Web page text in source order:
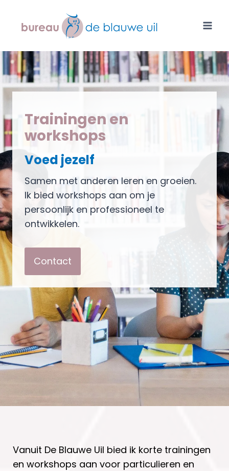
inhoud
Trainingen en
workshops
Voed jezelf
Samen met anderen leren en groeien.
Ik bied workshops aan om je
persoonlijk en professioneel te
ontwikkelen.
Contact
Vanuit De Blauwe Uil bied ik korte trainingen
en workshops aan voor particulieren en